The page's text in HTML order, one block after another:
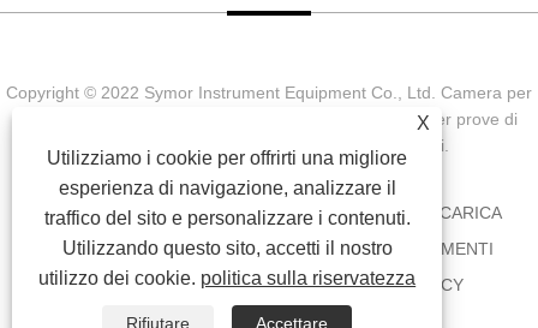
Copyright © 2022 Symor Instrument Equipment Co., Ltd. Camera per
prove ambientali, cabina elettronica a secco, camera per prove di
invecchiamento accelerato Tutti i diritti riservati.
CASA CHI SIAMO PRODOTTI NOTIZIA
SCARICA
INVIA RICHIESTA
CONTATTACI
COLLEGAMENTI
SITEMAP
RSS XML PRIVACY POLICY
X
Utilizziamo i cookie per offrirti una migliore
esperienza di navigazione, analizzare il
traffico del sito e personalizzare i contenuti.
Utilizzando questo sito, accetti il ​​nostro
utilizzo dei cookie. politica sulla riservatezza
Rifiutare Accettare